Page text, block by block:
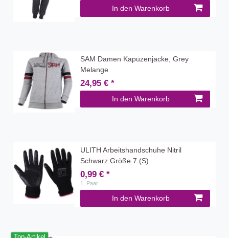
In den Warenkorb
SAM Damen Kapuzenjacke, Grey
Melange
24,95 € *
In den Warenkorb
ULITH Arbeitshandschuhe Nitril
Schwarz Größe 7 (S)
0,99 € *
1 Paar
In den Warenkorb